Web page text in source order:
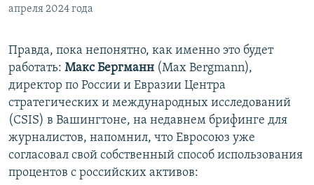
апреля 2024 года
Правда, пока непонятно, как именно это будет
работать: Макс Бергманн (Max Bergmann),
директор по России и Евразии Центра
стратегических и международных исследований
(CSIS) в Вашингтоне, на недавнем брифинге для
журналистов, напомнил, что Евросоюз уже
согласовал свой собственный способ использования
процентов с российских активов: